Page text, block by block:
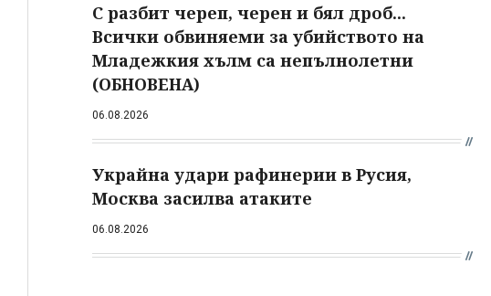
С разбит череп, черен и бял дроб...
Всички обвиняеми за убийството на
Младежкия хълм са непълнолетни
(ОБНОВЕНА)
06.08.2026
Украйна удари рафинерии в Русия,
Москва засилва атаките
06.08.2026